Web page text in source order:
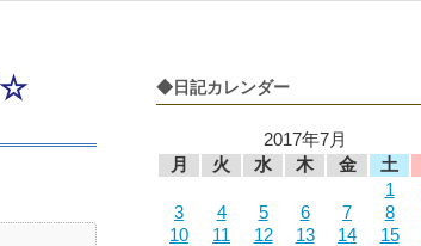
◆日記カレンダー
2017年7月
月
火 水 木 金 土
1
3
4 5 6 7 8
10
11 12 13 14 15
☆